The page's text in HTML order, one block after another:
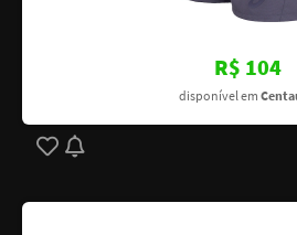
R$ 104
disponível em